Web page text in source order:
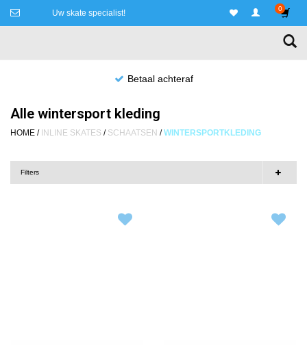
Uw skate specialist! 0
Niet goed, geld terug!
Alle wintersport kleding
HOME / INLINE SKATES / SCHAATSEN /WINTERSPORTKLEDING
Filters